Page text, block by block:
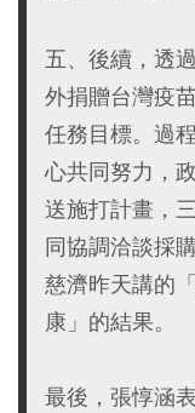
五、後續，透
外捐贈台灣疫
任務目標。過
心共同努力，
送施打計畫，
同協調洽談採
慈濟昨天講的
康」的結果。
最後，張惇涵